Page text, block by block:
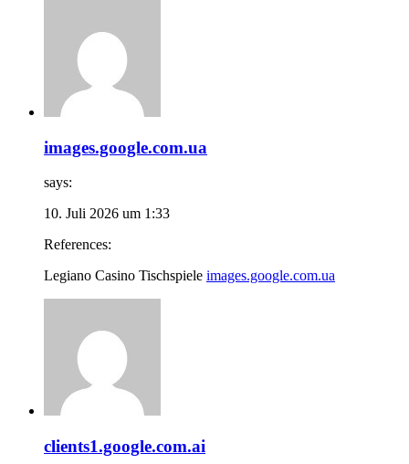
images.google.com.ua
says:
10. Juli 2026 um 1:33
References:
Legiano Casino Tischspiele images.google.com.ua
clients1.google.com.ai